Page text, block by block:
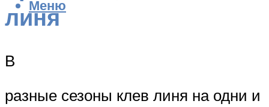
Меню
линя
В
разные сезоны клев линя на одни и